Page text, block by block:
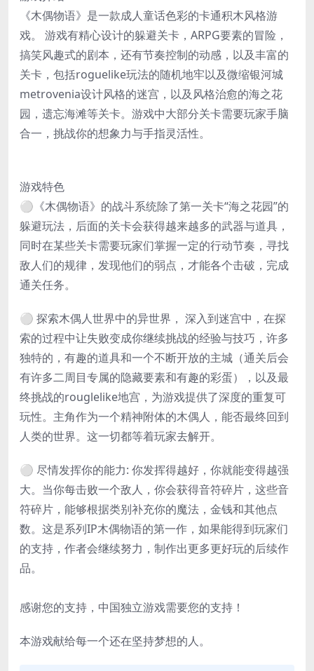
《木偶物语》是一款成人童话色彩的卡通积木风格游
戏。 游戏有精心设计的躲避关卡，ARPG要素的冒险，
搞笑风趣式的剧本，还有节奏控制的动感，以及丰富的
关卡，包括roguelike玩法的随机地牢以及微缩银河城
metrovenia设计风格的迷宫，以及风格治愈的海之花
园，遗忘海滩等关卡。游戏中大部分关卡需要玩家手脑
合一，挑战你的想象力与手指灵活性。
游戏特色
⚪《木偶物语》的战斗系统除了第一关卡“海之花园”的
躲避玩法，后面的关卡会获得越来越多的武器与道具，
同时在某些关卡需要玩家们掌握一定的行动节奏，寻找
敌人们的规律，发现他们的弱点，才能各个击破，完成
通关任务。
⚪ 探索木偶人世界中的异世界， 深入到迷宫中，在探
索的过程中让失败变成你继续挑战的经验与技巧，许多
独特的，有趣的道具和一个不断开放的主城（通关后会
有许多二周目专属的隐藏要素和有趣的彩蛋），以及最
终挑战的rouglelike地宫，为游戏提供了深度的重复可
玩性。主角作为一个精神附体的木偶人，能否最终回到
人类的世界。这一切都等着玩家去解开。
⚪ 尽情发挥你的能力: 你发挥得越好，你就能变得越强
大。当你每击败一个敌人，你会获得音符碎片，这些音
符碎片，能够根据类别补充你的魔法，金钱和其他点
数。这是系列IP木偶物语的第一作，如果能得到玩家们
的支持，作者会继续努力，制作出更多更好玩的后续作
品。
感谢您的支持，中国独立游戏需要您的支持！
本游戏献给每一个还在坚持梦想的人。